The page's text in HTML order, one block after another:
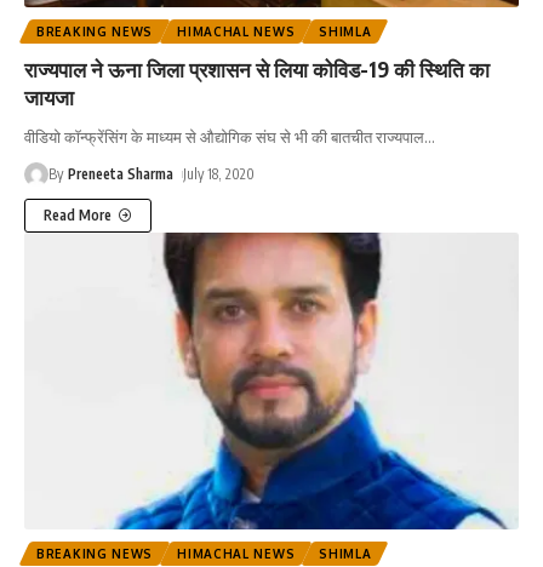
BREAKING NEWS HIMACHAL NEWS SHIMLA
राज्यपाल ने ऊना जिला प्रशासन से लिया कोविड-19 की स्थिति का
जायजा
वीडियो काॅन्फ्रेंसिंग के माध्यम से औद्योगिक संघ से भी की बातचीत राज्यपाल…
By Preneeta Sharma July 18, 2020
Read More
BREAKING NEWS HIMACHAL NEWS SHIMLA